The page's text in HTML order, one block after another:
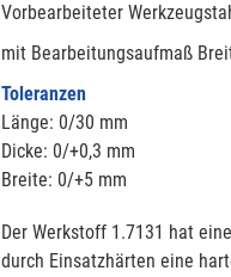
Vorbearbeiteter
mit Bearbeitungsaufmaß
Toleranzen
Länge: 0/30 mm
Dicke: 0/+0,3 mm
Breite: 0/+5 mm
Der Werkstoff 1.7131 hat
durch Einsatzhärten eine